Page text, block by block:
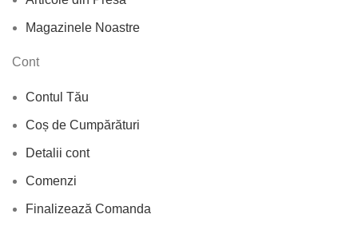
Magazinele Noastre
Cont
Contul Tău
Coș de Cumpărături
Detalii cont
Comenzi
Finalizează Comanda